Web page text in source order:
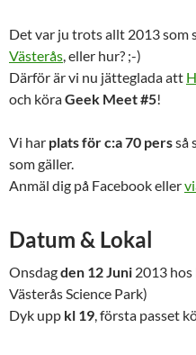
Det var ju trots allt 2013 som
Västerås, eller hur? ;-)
Därför är vi nu jätteglada att
och köraGeek Meet #5!
Vi har plats för c:a 70 persså
som gäller.
Anmäl dig på Facebook eller
Datum & Lokal
Onsdagden 12 Juni 2013 hos
Västerås Science Park)
Dyk upp kl 19, första passet